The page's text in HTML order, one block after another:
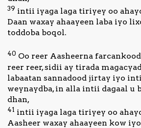
39 intii iyaga laga tiriyey oo
Daan waxay ahaayeen laba iyo
toddoba boqol.
40 Oo reer Aasheerna
reer reer, sidii ay tirada
labaatan sannadood jirtay iyo
weynaydba, in alla intii dagaal u
dhan,
41 intii iyaga laga tiriyey oo
Aasheer waxay ahaayeen kow